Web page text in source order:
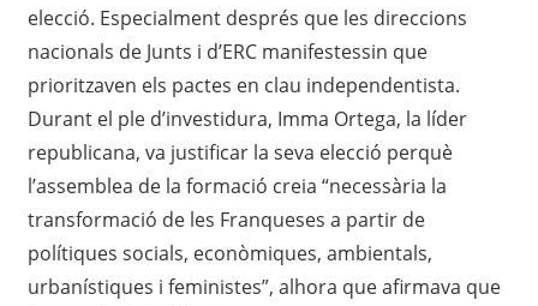
elecció. Especialment després que les direccions
nacionals de Junts i d’ERC manifestessin que
prioritzaven els pactes en clau independentista.
Durant el ple d’investidura, Imma Ortega, la líder
republicana, va justificar la seva elecció perquè
l’assemblea de la formació creia “necessària la
transformació de les Franqueses a partir de
polítiques socials, econòmiques, ambientals,
urbanístiques i feministes”, alhora que afirmava que